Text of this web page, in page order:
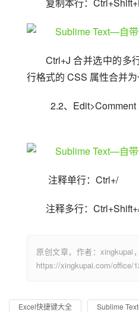
Ctrl+J 合并选中的多
行格式的 CSS 属性合并为
  2.2、Edit>Comment
注释单行：Ctrl+/
注释多行：
原创文章，作者：xingkupai
https://xingkupai.com/office/
Excel快捷键大全 Sublime